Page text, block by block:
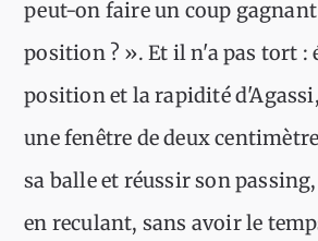
peut-on faire un coup
position ? ». Et il n'a pas tort :
position et la rapidité
une fenêtre de deux
sa balle et réussir son
en reculant, sans avoir le